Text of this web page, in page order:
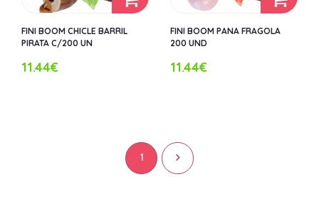
FINI BOOM CHICLE BARRIL
PIRATA C/200 UN
11.44€
FINI BOOM PANA FRAGOLA
200 UND
11.44€
1 >